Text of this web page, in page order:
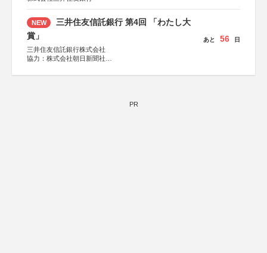
NEW
三井住友信託銀行 第4回 「わたし大
賞」
三井住友信託銀行株式会社
協力：株式会社朝日新聞社
あと 56 日
PR